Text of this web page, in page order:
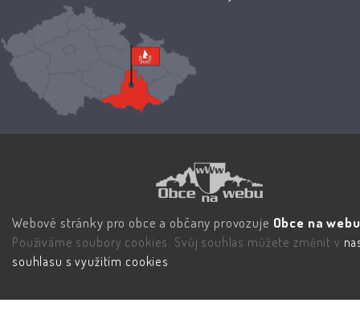
Webové stránky pro obce a občany provozuje Obce na
Používáme soubory cookies. Svůj souhlas můžete změnit v
souhlasu s využitím cookies.